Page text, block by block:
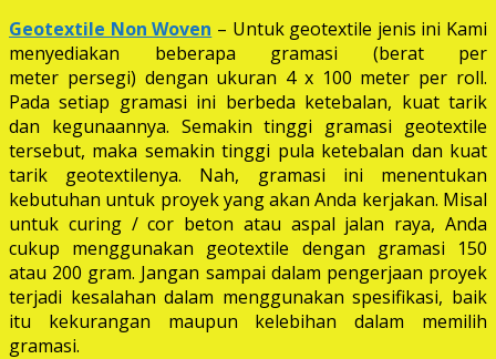
Geotextile Non Woven – Untuk geotextile jenis ini Kami
menyediakan beberapa gramasi (berat per
meter persegi) dengan ukuran 4 x 100 meter per roll.
Pada setiap gramasi ini berbeda ketebalan, kuat tarik
dan kegunaannya. Semakin tinggi gramasi geotextile
tersebut, maka semakin tinggi pula ketebalan dan kuat
tarik geotextilenya. Nah, gramasi ini menentukan
kebutuhan untuk proyek yang akan Anda kerjakan. Misal
untuk curing / cor beton atau aspal jalan raya, Anda
cukup menggunakan geotextile dengan gramasi 150
atau 200 gram. Jangan sampai dalam pengerjaan proyek
terjadi kesalahan dalam menggunakan spesifikasi, baik
itu kekurangan maupun kelebihan dalam memilih
gramasi.